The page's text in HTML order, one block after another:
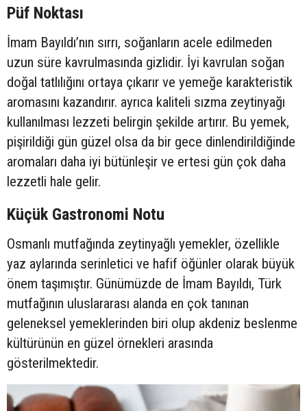
Püf Noktası
İmam Bayıldı’nın sırrı, soğanların acele edilmeden
uzun süre kavrulmasında gizlidir. İyi kavrulan soğan
doğal tatlılığını ortaya çıkarır ve yemeğe karakteristik
aromasını kazandırır. ayrıca kaliteli sızma zeytinyağı
kullanılması lezzeti belirgin şekilde artırır. Bu yemek,
pişirildiği gün güzel olsa da bir gece dinlendirildiğinde
aromaları daha iyi bütünleşir ve ertesi gün çok daha
lezzetli hale gelir.
Küçük Gastronomi Notu
Osmanlı mutfağında zeytinyağlı yemekler, özellikle
yaz aylarında serinletici ve hafif öğünler olarak büyük
önem taşımıştır. Günümüzde de İmam Bayıldı, Türk
mutfağının uluslararası alanda en çok tanınan
geleneksel yemeklerinden biri olup akdeniz beslenme
kültürünün en güzel örnekleri arasında
gösterilmektedir.